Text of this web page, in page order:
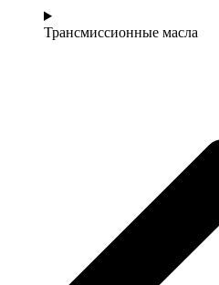
Трансмиссионные масла